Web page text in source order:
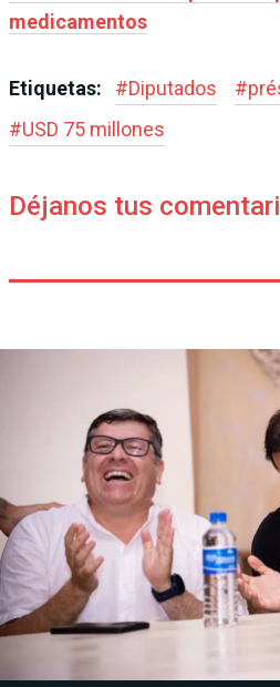
medicamentos
Etiquetas: #Diputados #
#USD 75 millones
Déjanos tus